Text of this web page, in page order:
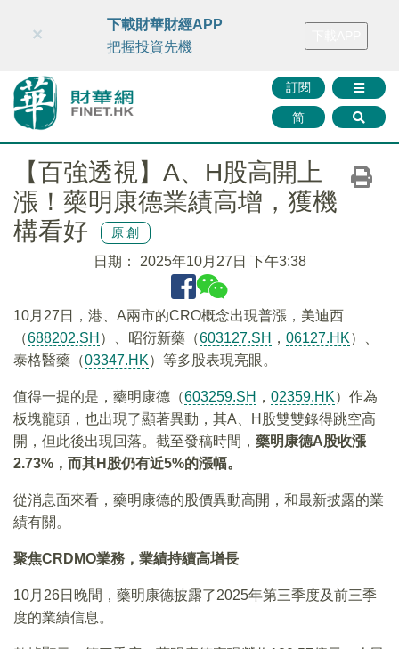
財華智庫網 FINTV FINMETA 財華證券 媒體矩陣
訂閱
简
×
下載財華財經APP
把握投資先機
【百強透視】A、H股高開上
漲！藥明康德業績高增，獲機
構看好
原創
日期： 2025年10月27日 下午3:38
10月27日，港、A兩市的CRO概念出現普漲，美迪西
（688202.SH ）、昭衍新藥（603127.SH ， 06127.HK）、
泰格醫藥（03347.HK）等多股表現亮眼。
值得一提的是，藥明康德（603259.SH ， 02359.HK）作為
板塊龍頭，也出現了顯著異動，其A、H股雙雙錄得跳空高
開，但此後出現回落。截至發稿時間， 藥明康德A股收漲
2.73% ，而其H 股仍有近5%的漲幅。
從消息面來看，藥明康德的股價異動高開，和最新披露的業
績有關。
聚焦CRDMO業務，業績持續高增長
10月26日晚間，藥明康德披露了2025年第三季度及前三季
度的業績信息。